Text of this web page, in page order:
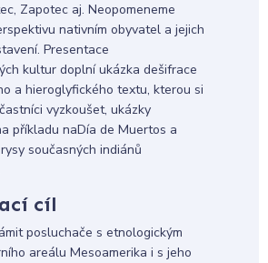
Zapotec aj. Neopomeneme
nativním obyvatel a jejich
Presentace
kultur doplní ukázka dešifrace
a hieroglyfického textu, kterou si
vyzkoušet, ukázky
příkladu naDía de Muertos a
současných indiánů
cíl
posluchače s etnologickým
areálu Mesoamerika i s jeho